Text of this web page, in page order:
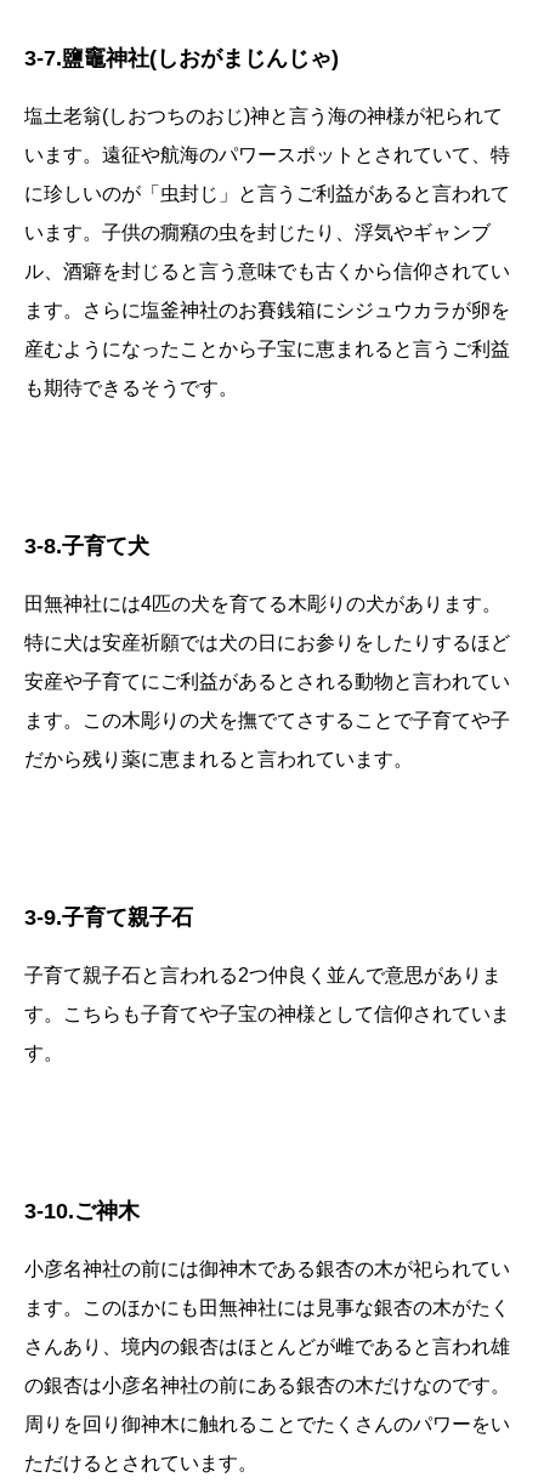
3-7.鹽竈神社(しおがまじんじゃ)
塩土老翁(しおつちのおじ)神と言う海の神様が祀られて
います。遠征や航海のパワースポットとされていて、特
に珍しいのが「虫封じ」と言うご利益があると言われて
います。子供の癇癪の虫を封じたり、浮気やギャンブ
ル、酒癖を封じると言う意味でも古くから信仰されてい
ます。さらに塩釜神社のお賽銭箱にシジュウカラが卵を
産むようになったことから子宝に恵まれると言うご利益
も期待できるそうです。
3-8.子育て犬
田無神社には4匹の犬を育てる木彫りの犬があります。
特に犬は安産祈願では犬の日にお参りをしたりするほど
安産や子育てにご利益があるとされる動物と言われてい
ます。この木彫りの犬を撫でてさすることで子育てや子
だから残り薬に恵まれると言われています。
3-9.子育て親子石
子育て親子石と言われる2つ仲良く並んで意思がありま
す。こちらも子育てや子宝の神様として信仰されていま
す。
3-10.ご神木
小彦名神社の前には御神木である銀杏の木が祀られてい
ます。このほかにも田無神社には見事な銀杏の木がたく
さんあり、境内の銀杏はほとんどが雌であると言われ雄
の銀杏は小彦名神社の前にある銀杏の木だけなのです。
周りを回り御神木に触れることでたくさんのパワーをい
ただけるとされています。